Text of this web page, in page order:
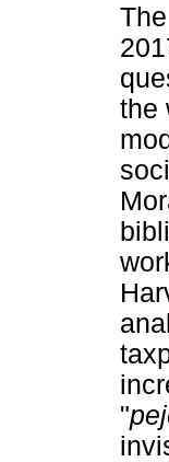
the
"